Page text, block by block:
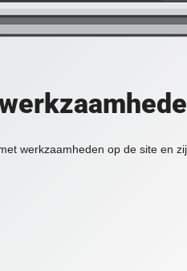
werkzaamheden op de site en